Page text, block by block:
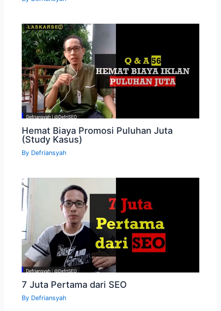
Hemat Biaya Promosi Puluhan Juta
(Study Kasus)
By Defriansyah
7 Juta Pertama dari SEO
By Defriansyah